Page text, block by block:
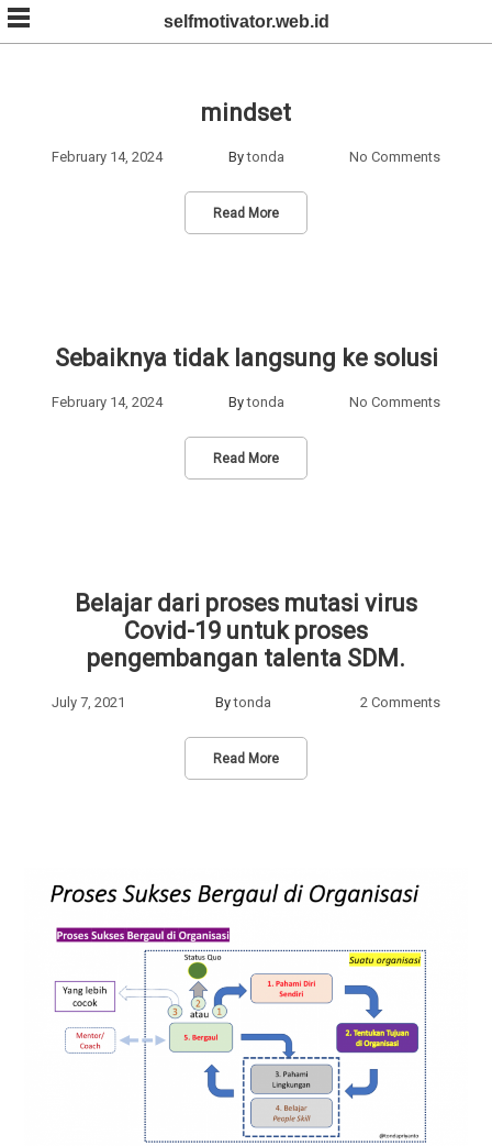
Skip
to
content
selfmotivator.web.id
mindset
February 14, 2024 Bytonda No Comments
Read More
Sebaiknya tidak langsung ke solusi
February 14, 2024 Bytonda No Comments
Read More
Belajar dari proses mutasi virus
Covid-19 untuk proses
pengembangan talenta SDM.
July 7, 2021 Bytonda 2 Comments
Read More